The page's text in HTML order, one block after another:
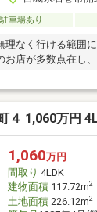
駐車場あり
理なく行ける範囲
店が多数点在し
４ 1,060万円
1,060万円
間取り 4LDK
建物面積117.72m2
土地面積226.12m2